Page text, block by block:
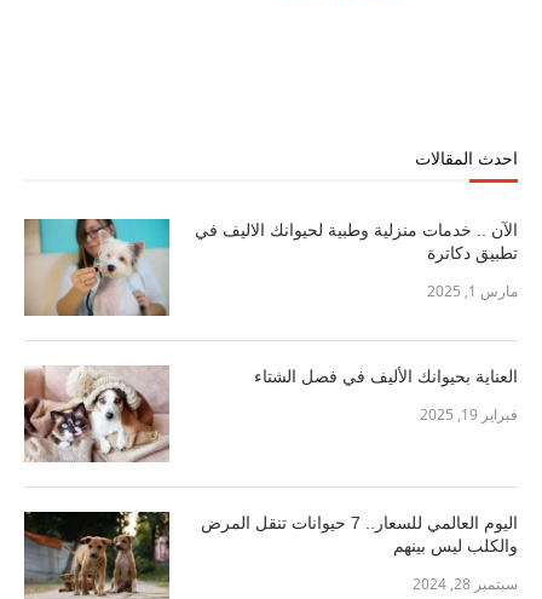
احدث المقالات
الآن .. خدمات منزلية وطبية لحيوانك الاليف في
تطبيق دكاترة
مارس 1, 2025
العناية بحيوانك الأليف في فصل الشتاء
فبراير 19, 2025
اليوم العالمي للسعار.. 7 حيوانات تنقل المرض
والكلب ليس بينهم
سبتمبر 28, 2024